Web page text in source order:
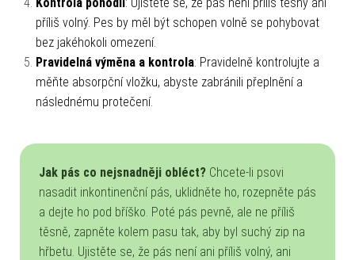
příliš volný. Pes by měl být schopen volně se pohybovat
bez jakéhokoli omezení.
Pravidelná výměna a kontrola: Pravidelně kontrolujte a
měňte absorpční vložku, abyste zabránili přeplnění a
následnému protečení.
Jak pás co nejsnadněji obléct? Chcete-li psovi
nasadit inkontinenční pás, uklidněte ho, rozepněte pás
a dejte ho pod bříško. Poté pás pevně, ale ne příliš
těsně, zapněte kolem pasu tak, aby byl suchý zip na
hřbetu. Ujistěte se, že pás není ani příliš volný, ani